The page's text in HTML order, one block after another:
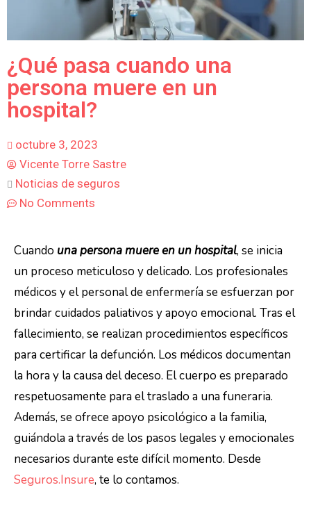
¿Qué pasa cuando una
persona muere en un
hospital?
octubre 3, 2023
Vicente Torre Sastre
Noticias de seguros
No Comments
Cuando una persona muere en un hospital, se inicia
un proceso meticuloso y delicado. Los profesionales
médicos y el personal de enfermería se esfuerzan por
brindar cuidados paliativos y apoyo emocional. Tras el
fallecimiento, se realizan procedimientos específicos
para certificar la defunción. Los médicos documentan
la hora y la causa del deceso. El cuerpo es preparado
respetuosamente para el traslado a una funeraria.
Además, se ofrece apoyo psicológico a la familia,
guiándola a través de los pasos legales y emocionales
necesarios durante este difícil momento. Desde
Seguros.Insure, te lo contamos.